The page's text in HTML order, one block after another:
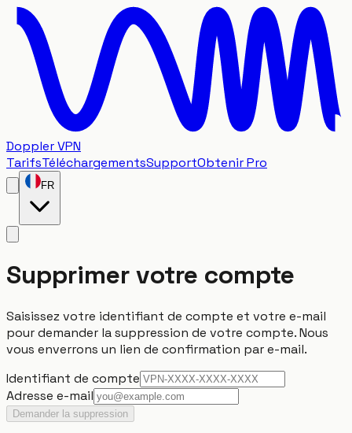
Doppler VPN
TarifsTéléchargementsSupportObtenir Pro
FR
Supprimer votre compte
Saisissez votre identifiant de compte et votre e-mail
pour demander la suppression de votre compte. Nous
vous enverrons un lien de confirmation par e-mail.
Identifiant de compte
Adresse e-mail
Demander la suppression